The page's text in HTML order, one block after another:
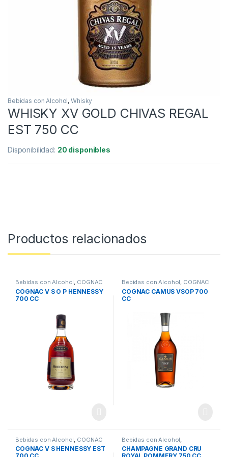
Bebidas con Alcohol,Whisky
WHISKY XV GOLD CHIVAS REGAL
EST 750 CC
Disponibilidad: 20 disponibles
Productos relacionados
Bebidas con Alcohol, COGNAC
COGNAC V S O P HENNESSY
700 CC
Bebidas con Alcohol, COGNAC
COGNAC CAMUS VSOP 700
CC
Bebidas con Alcohol COGNAC
COGNAC V S HENNESSY EST
Bebidas con Alcohol
CHAMPAGNE
CHAMPAGNE GRAND CRU